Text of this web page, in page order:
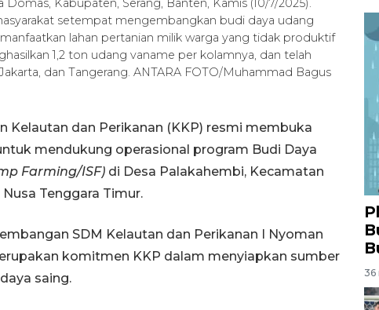
Kabupaten, Serang, Banten, Kamis (10/7/2025).
setempat mengembangkan budi daya udang
lahan pertanian milik warga yang tidak produktif
1,2 ton udang vaname per kolamnya, dan telah
dan Tangerang. ANTARA FOTO/Muhammad Bagus
Kelautan dan Perikanan (KKP) resmi membuka
mendukung operasional program Budi Daya
Farming/ISF) di Desa Palakahembi, Kecamatan
Tenggara Timur.
SDM Kelautan dan Perikanan I Nyoman
komitmen KKP dalam menyiapkan sumber
saing.
36